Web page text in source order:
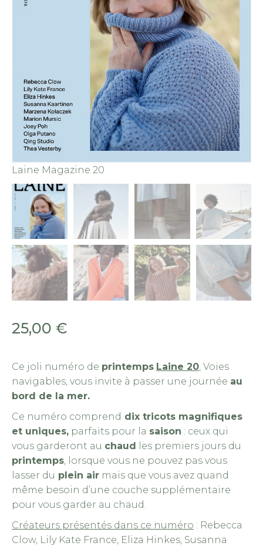
Laine Magazine 20
25,00 €
Ce joli numéro de printemps Laine 20 , Voies
navigables, vous invite à passer une journée au
bord de la mer.
Ce numéro comprend dix tricots magnifiques
et uniques, parfaits pour la saison : ceux qui
vous garderont au chaud les premiers jours du
printemps , lorsque vous ne pouvez pas vous
lasser du plein air mais que vous avez quand
même besoin d’une couche supplémentaire
pour vous garder au chaud.
Créateurs présentés dans ce numéro : Rebecca
Clow, Lily Kate France, Eliza Hinkes, Susanna